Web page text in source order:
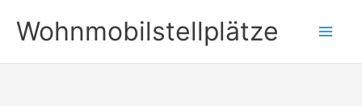
Inhalt
springen
Wohnmobilstellplätze